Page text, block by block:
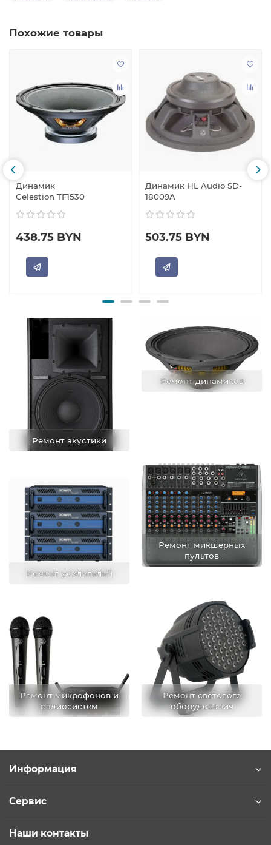
Похожие товары
Динамик
Celestion TF1530
438.75 BYN
Динамик HL Audio SD-
18009A
503.75 BYN
Ремонт акустики
Ремонт динамиков
Ремонт усилителей
Ремонт микшерных
пультов
Ремонт микрофонов и
радиосистем
Ремонт светового
оборудования
Информация
Сервис
Наши контакты